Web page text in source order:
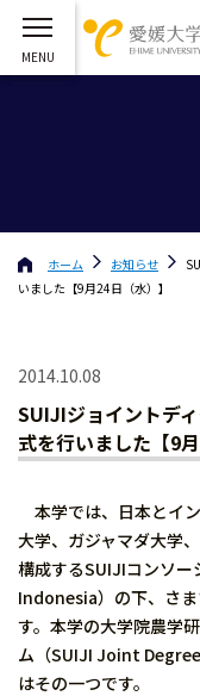
ホーム お知らせ
いました【9月24日（水）】
2014.10.08
SUIJIジョイントデ
式を行いました【9
本学では、日本とイ
大学、ガジャマダ大学
構成するSUIJIコンソ
Indonesia）の下、さ
す。本学の大学院農学
ム（SUIJI Joint
はその一つです。